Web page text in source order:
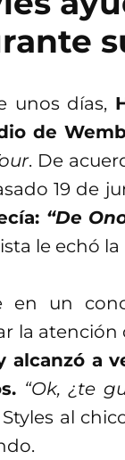
unos días,
de
. De
19 de
“De
le echó
en un
la atención
alcanzó a
“Ok, ¿te
al